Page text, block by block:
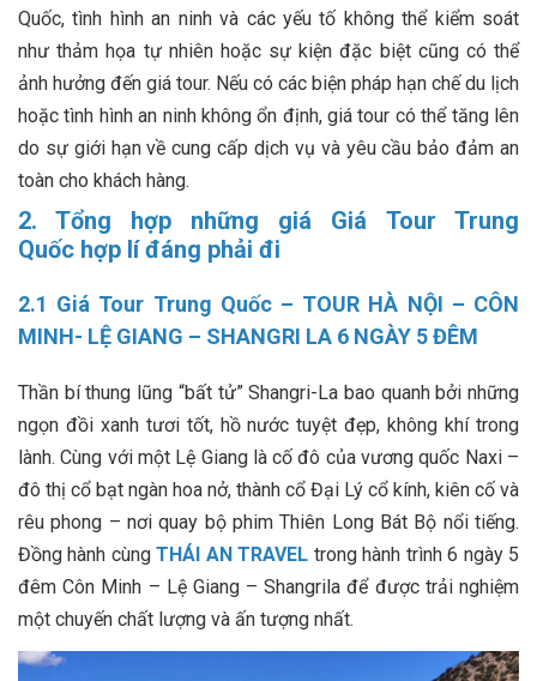
Quốc, tình hình an ninh và các yếu tố không thể kiểm soát
như thảm họa tự nhiên hoặc sự kiện đặc biệt cũng có thể
ảnh hưởng đến giá tour. Nếu có các biện pháp hạn chế du lịch
hoặc tình hình an ninh không ổn định, giá tour có thể tăng lên
do sự giới hạn về cung cấp dịch vụ và yêu cầu bảo đảm an
toàn cho khách hàng.
2. Tổng hợp những giá Giá Tour Trung
Quốc hợp lí đáng phải đi
2.1 Giá Tour Trung Quốc – TOUR HÀ NỘI – CÔN
MINH- LỆ GIANG – SHANGRI LA 6 NGÀY 5 ĐÊM
Thần bí thung lũng “bất tử” Shangri-La bao quanh bởi những
ngọn đồi xanh tươi tốt, hồ nước tuyệt đẹp, không khí trong
lành. Cùng với một Lệ Giang là cố đô của vương quốc Naxi –
đô thị cổ bạt ngàn hoa nở, thành cổ Đại Lý cổ kính, kiên cố và
rêu phong – nơi quay bộ phim Thiên Long Bát Bộ nổi tiếng.
Đồng hành cùngTHÁI AN TRAVEL trong hành trình 6 ngày 5
đêm Côn Minh – Lệ Giang – Shangrila để được trải nghiệm
một chuyến chất lượng và ấn tượng nhất.